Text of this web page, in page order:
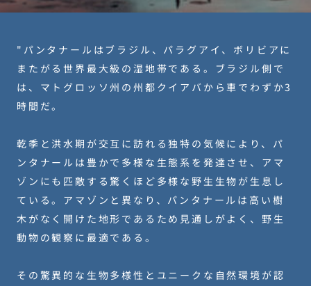
"パンタナールはブラジル、パラグアイ、ボリビアに
またがる世界最大級の湿地帯である。ブラジル側で
は、マトグロッソ州の州都クイアバから車でわずか3
時間だ。
乾季と洪水期が交互に訪れる独特の気候により、パ
ンタナールは豊かで多様な生態系を発達させ、アマ
ゾンにも匹敵する驚くほど多様な野生生物が生息し
ている。アマゾンと異なり、パンタナールは高い樹
木がなく開けた地形であるため見通しがよく、野生
動物の観察に最適である。
その驚異的な生物多様性とユニークな自然環境が認